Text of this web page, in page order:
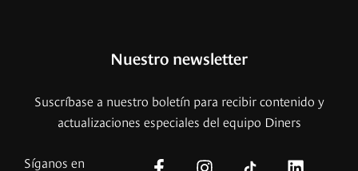
Nuestro newsletter
Suscríbase a nuestro boletín para recibir contenido y
actualizaciones especiales del equipo Diners
Síganos en